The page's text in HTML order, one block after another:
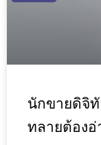
นักขายดิจิ
ทลายต้องอ่